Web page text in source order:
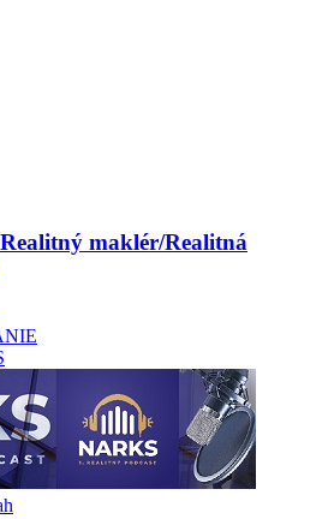
maklér/Realitná